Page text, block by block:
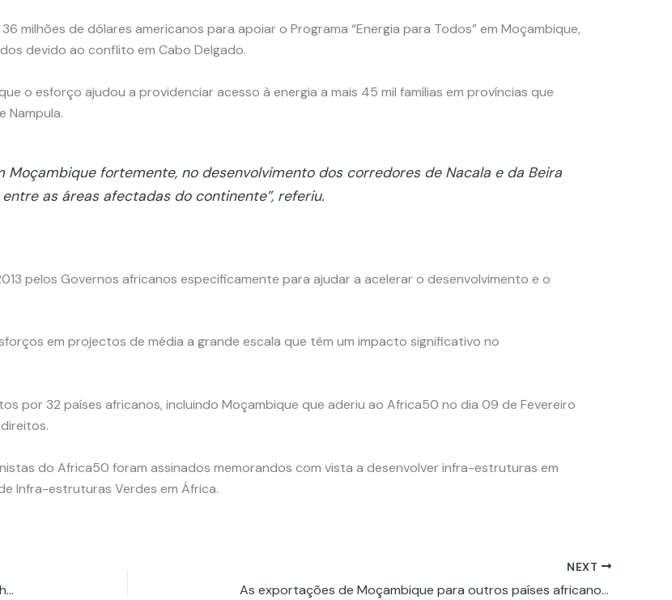
milhões de dólares americanos para apoiar o Programa “Energia para Todos” em Moçambique,
devido ao conflito em Cabo Delgado.
o esforço ajudou a providenciar acesso à energia a mais 45 mil famílias em províncias que
Nampula.
Moçambique fortemente, no desenvolvimento dos corredores de Nacala e da Beira
as áreas afectadas do continente”, referiu.
pelos Governos africanos especificamente para ajudar a acelerar o desenvolvimento e o
em projectos de média a grande escala que têm um impacto significativo no
por 32 países africanos, incluindo Moçambique que aderiu ao Africa50 no dia 09 de Fevereiro
do Africa50 foram assinados memorandos com vista a desenvolver infra-estruturas em
Infra-estruturas Verdes em África.
Moçambique e Africa50 acordam a construção de novas linhas de energia e maior centro de dados do país
NEXT
As exportações de Moçambique para outros países africanos atingiram 1,5 mil milhões de dólares no último ano